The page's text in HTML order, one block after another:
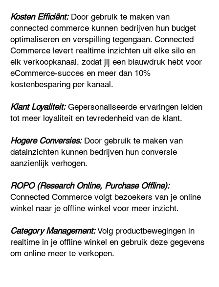
Kosten Efficiënt:Door gebruik te maken van
connected commerce kunnen bedrijven hun budget
optimaliseren en verspilling tegengaan. Connected
Commerce levert realtime inzichten uit elke silo en
elk verkoopkanaal, zodat jij een blauwdruk hebt voor
eCommerce-succes en meer dan 10%
kostenbesparing per kanaal.
Klant Loyaliteit:Gepersonaliseerde ervaringen leiden
tot meer loyaliteit en tevredenheid van de klant.
Hogere Conversies:Door gebruik te maken van
datainzichten kunnen bedrijven hun conversie
aanzienlijk verhogen.
ROPO (Research Online, Purchase Offline):
Connected Commerce volgt bezoekers van je online
winkel naar je offline winkel voor meer inzicht.
Category Management:Volg productbewegingen in
realtime in je offline winkel en gebruik deze gegevens
om online meer te verkopen.